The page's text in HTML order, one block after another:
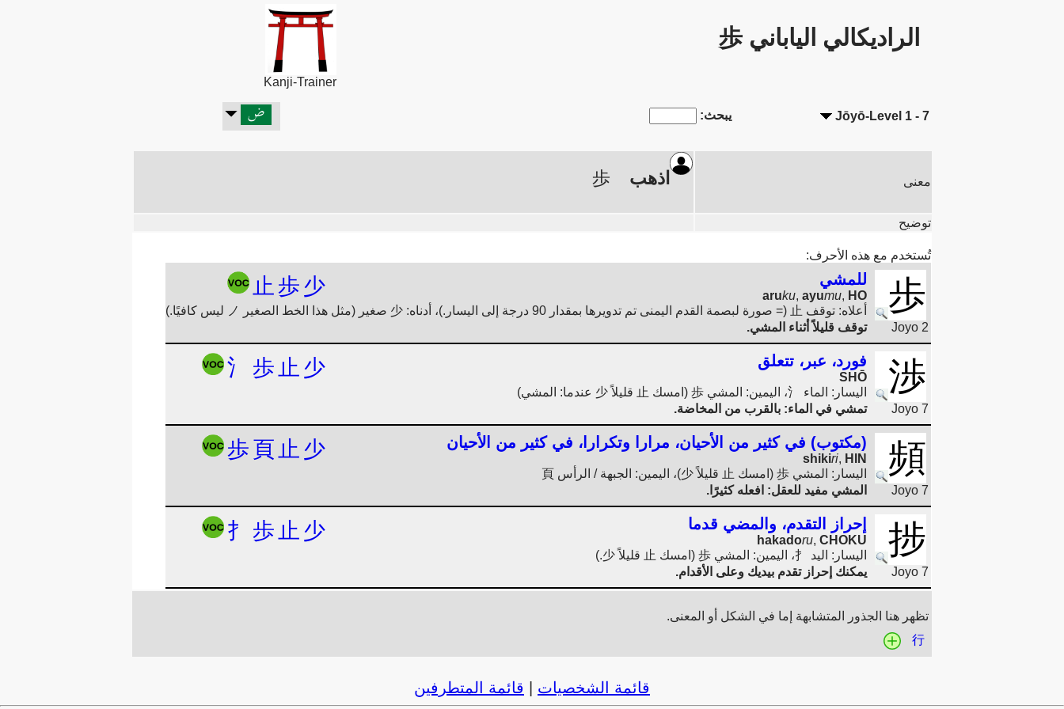
الراديكالي الياباني 歩
Kanji-Trainer
Jōyō-Level 1 - 7 يبحث:
معنى اذهب
توضيح
تُستخدم مع هذه الأحرف:
歩
Joyo 2
للمشي
aruku, ayumu, HO
止 歩 少
أعلاه: توقف 止 (= صورة لبصمة القدم اليمنى تم تدويرها بمقدار 90 درجة إلى اليسار.)، أدناه: 少 صغير (مثل هذا الخط الصغير ノ ليس كافيًا.)
توقف قليلاً أثناء المشي.
渉
Joyo 7
فورد، عبر، تتعلق
SHŌ
氵 歩 止 少
اليسار: الماء 氵، اليمين: المشي 歩 (امسك 止 قليلاً 少 عندما: المشي)
تمشي في الماء: بالقرب من المخاضة.
頻
Joyo 7
(مكتوب) في كثير من الأحيان، مرارا وتكرارا، في كثير من الأحيان
shikiri, HIN
歩頁 止 少
اليسار: المشي 歩 (امسك 止 قليلاً 少)، اليمين: الجبهة / الرأس 頁
المشي مفيد للعقل: افعله كثيرًا.
捗
Joyo 7
إحراز التقدم، والمضي قدما
hakadoru, CHOKU
扌 歩 止 少
اليسار: اليد 扌، اليمين: المشي 歩 (امسك 止 قليلاً 少.)
يمكنك إحراز تقدم بيديك وعلى الأقدام.
تظهر هنا الجذور المتشابهة إما في الشكل أو المعنى.
行
قائمة الشخصيات قائمة المتطرفين